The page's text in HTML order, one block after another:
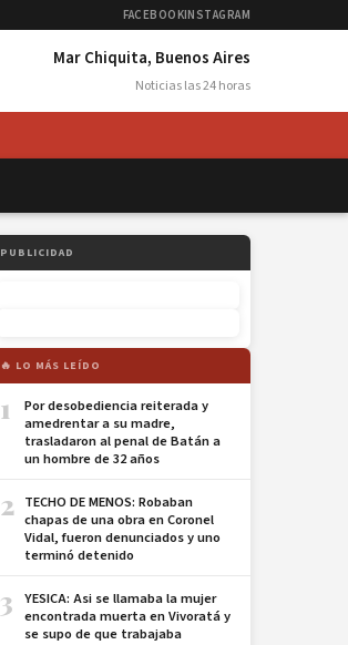
FACEBOOKINSTAGRAM
Mar Chiquita, Buenos Aires
Noticias las 24 horas
PUBLICIDAD
🔥 LO MÁS LEÍDO
1
Por desobediencia reiterada y
amedrentar a su madre,
trasladaron al penal de Batán a
un hombre de 32 años
2 TECHO DE MENOS: Robaban
chapas de una obra en Coronel
Vidal, fueron denunciados y uno
terminó detenido
3
YESICA: Asi se llamaba la mujer
encontrada muerta en Vivoratá y
se supo de que trabajaba